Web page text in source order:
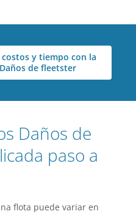
y tiempo con la
de fleetster
Daños de
paso a
flota puede variar en